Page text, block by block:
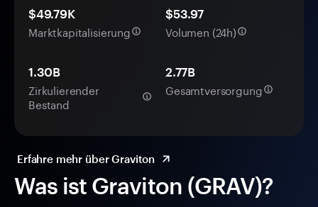
Was ist Graviton (GRAV)?
$49.79K
Marktkapitalisierung
$53.97
Volumen (24h)
1.30B
Zirkulierender
Bestand
2.77B
Gesamtversorgung
Erfahre mehr über Graviton